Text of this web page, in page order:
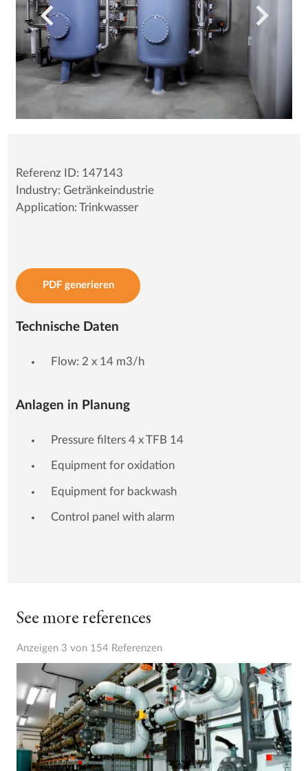
Referenz ID: 147143
Industry: Getränkeindustrie
Application: Trinkwasser
PDF generieren
Technische Daten
Flow: 2 x 14 m3/h
Anlagen in Planung
Pressure filters 4 x TFB 14
Equipment for oxidation
Equipment for backwash
Control panel with alarm
See more references
Anzeigen 3 von 154 Referenzen